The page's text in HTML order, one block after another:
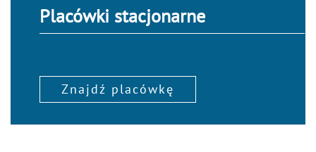
Placówki stacjonarne
Znajdź placówkę